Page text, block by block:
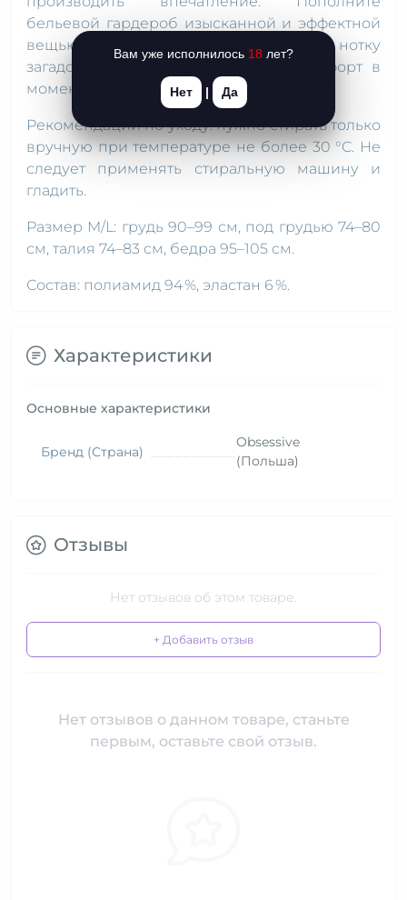
бельевой гардероб изысканной и эффектной
вещью. Она внесет в образ нотку
загадочности и подарит нежный комфорт в
моменты сексуальной близости.
Рекомендации по уходу: нужно стирать только
вручную при температуре не более 30 °C. Не
следует применять стиральную машину и
гладить.
Размер M/L: грудь 90–99 см, под грудью 74–80
см, талия 74–83 см, бедра 95–105 см.
Состав: полиамид 94 %, эластан 6 %.
Характеристики
Основные характеристики
Бренд (Страна)
Obsessive
(Польша)
Отзывы
Нет отзывов об этом товаре.
+ Добавить отзыв
Нет отзывов о данном товаре, станьте
первым, оставьте свой отзыв.
Вам уже исполнилось 18 лет?
Нет | Да